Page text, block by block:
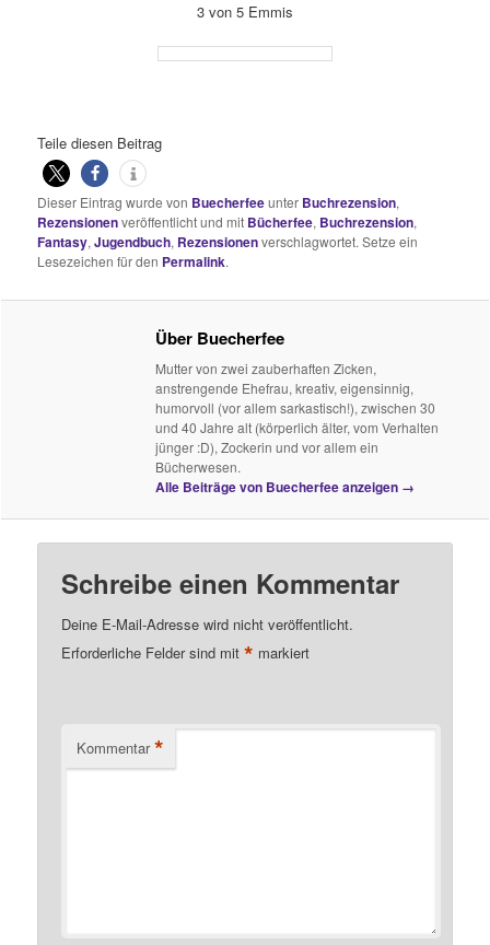
3 von 5 Emmis
Teile diesen Beitrag
Dieser Eintrag wurde von Buecherfeeunter Buchrezension,
Rezensionenveröffentlicht und mit Bücherfee, Buchrezension,
Fantasy,Jugendbuch, Rezensionenverschlagwortet. Setze ein
Lesezeichen für den Permalink.
Über Buecherfee
Mutter von zwei zauberhaften Zicken,
anstrengende Ehefrau, kreativ, eigensinnig,
humorvoll (vor allem sarkastisch!), zwischen 30
und 40 Jahre alt (körperlich älter, vom Verhalten
jünger :D), Zockerin und vor allem ein
Bücherwesen.
Alle Beiträge von Buecherfee anzeigen →
Schreibe einen Kommentar
Deine E-Mail-Adresse wird nicht veröffentlicht.
Erforderliche Felder sind mit* markiert
Kommentar *